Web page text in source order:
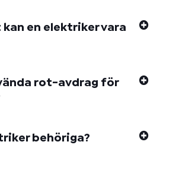
kan en elektriker vara
rot-avdrag för
behöriga?